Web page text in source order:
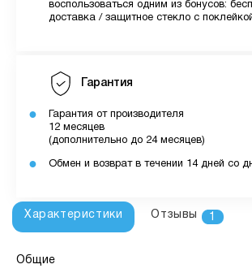
воспользоваться одним из бонусов:
доставка / защитное стекло с
Гарантия
Гарантия от производителя
12 месяцев
(дополнительно до 24 месяцев)
Обмен и возврат в течении 14 дней со
Характеристики Отзывы 1
Общие